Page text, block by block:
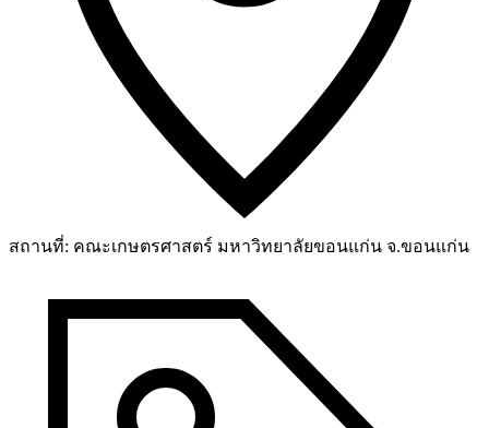
สถานที่: คณะเกษตรศาสตร์ มหาวิทยาลัยขอนแก่น จ.ขอนแก่น